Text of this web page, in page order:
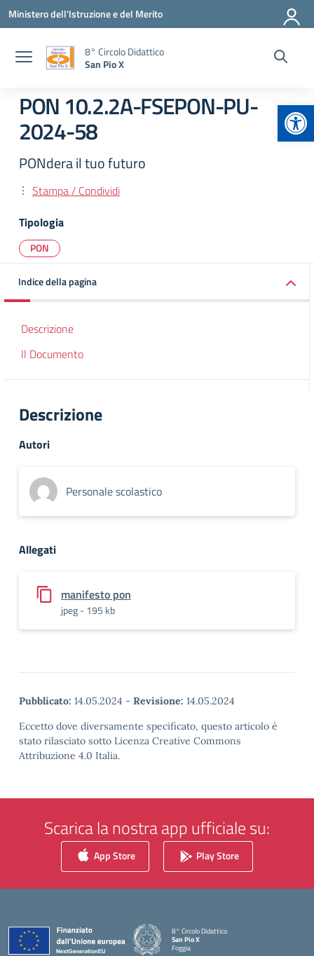
Vai ai contenuti
Vai al menu di navigazione
Vai al footer
Ministero dell'Istruzione e del Merito
8° Circolo Didattico
San Pio X
PON 10.2.2A-FSEPON-PU-
2024-58
PONdera il tuo futuro
Stampa / Condividi
Tipologia
PON
Indice della pagina
Descrizione
Il Documento
Descrizione
Autori
Personale scolastico
Allegati
manifesto pon
jpeg - 195 kb
Pubblicato: 14.05.2024 - Revisione: 14.05.2024
Eccetto dove diversamente specificato, questo articolo è
stato rilasciato sotto Licenza Creative Commons
Attribuzione 4.0 Italia.
Scarica la nostra app ufficiale su:
App Store Play Store
8° Circolo Didattico
San Pio X
Foggia